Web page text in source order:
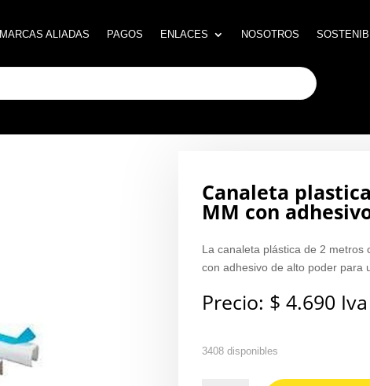
MARCAS ALIADAS PAGOS ENLACES NOSOTROS
MARCAS ALIADAS PAGOS ENLACES NOSOTROS
Canaleta
MM con
La canaleta plástica de 2 metros
con adhesivo de alto poder para
Precio: $ 4.690
3408 disponibles